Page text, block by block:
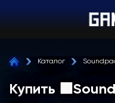
Каталог
Купить